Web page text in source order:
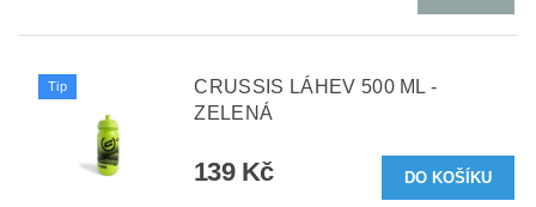
Tip
CRUSSIS LÁHEV 500 ML -
ZELENÁ
139 Kč